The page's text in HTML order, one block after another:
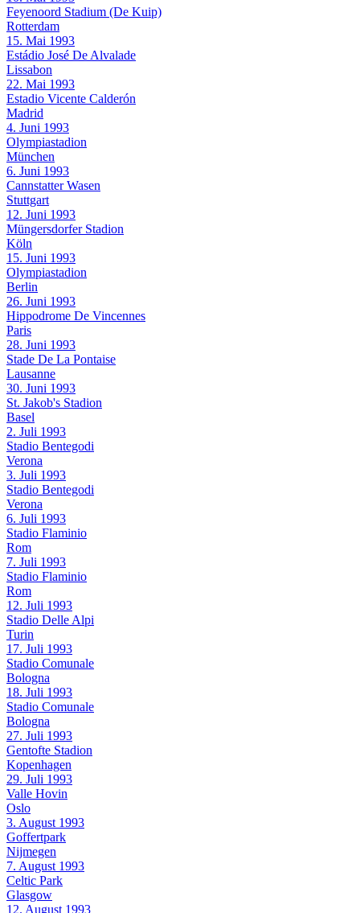
Feyenoord Stadium (De Kuip)
Rotterdam
15. Mai 1993
Estádio José De Alvalade
Lissabon
22. Mai 1993
Estadio Vicente Calderón
Madrid
4. Juni 1993
Olympiastadion
München
6. Juni 1993
Cannstatter Wasen
Stuttgart
12. Juni 1993
Müngersdorfer Stadion
Köln
15. Juni 1993
Olympiastadion
Berlin
26. Juni 1993
Hippodrome De Vincennes
Paris
28. Juni 1993
Stade De La Pontaise
Lausanne
30. Juni 1993
St. Jakob's Stadion
Basel
2. Juli 1993
Stadio Bentegodi
Verona
3. Juli 1993
Stadio Bentegodi
Verona
6. Juli 1993
Stadio Flaminio
Rom
7. Juli 1993
Stadio Flaminio
Rom
12. Juli 1993
Stadio Delle Alpi
Turin
17. Juli 1993
Stadio Comunale
Bologna
18. Juli 1993
Stadio Comunale
Bologna
27. Juli 1993
Gentofte Stadion
Kopenhagen
29. Juli 1993
Valle Hovin
Oslo
3. August 1993
Goffertpark
Nijmegen
7. August 1993
Celtic Park
Glasgow
12. August 1993